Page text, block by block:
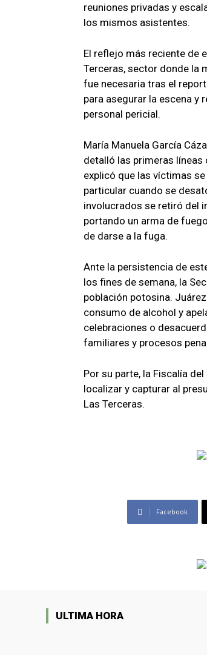
reuniones privadas y
los mismos asistentes.
El reflejo más reciente de
Terceras, sector donde la
fue necesaria tras el
para asegurar la escena y
personal pericial.
María Manuela García
detalló las primeras
explicó que las víctimas
particular cuando se
involucrados se retiró del
portando un arma de
de darse a la fuga.
Ante la persistencia de
los fines de semana, la
población potosina.
consumo de alcohol y
celebraciones o
familiares y procesos
Por su parte, la Fiscalía
localizar y capturar al
Las Terceras.
Facebook
ULTIMA HORA